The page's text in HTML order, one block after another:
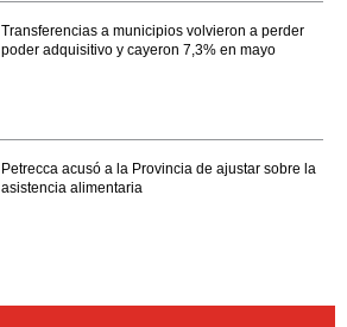
Transferencias a municipios volvieron a perder
poder adquisitivo y cayeron 7,3% en mayo
Petrecca acusó a la Provincia de ajustar sobre la
asistencia alimentaria